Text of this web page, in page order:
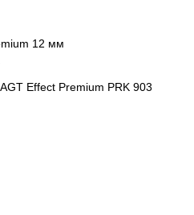
12 мм
Effect Premium PRK 903